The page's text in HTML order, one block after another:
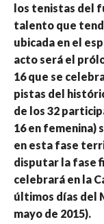
los tenistas del
talento que
ubicada en el
acto será el
16 que se
pistas del
de los 32
16 en femenina)
en esta fase
disputar la fase
celebrará en la
últimos días del
mayo de 2015).